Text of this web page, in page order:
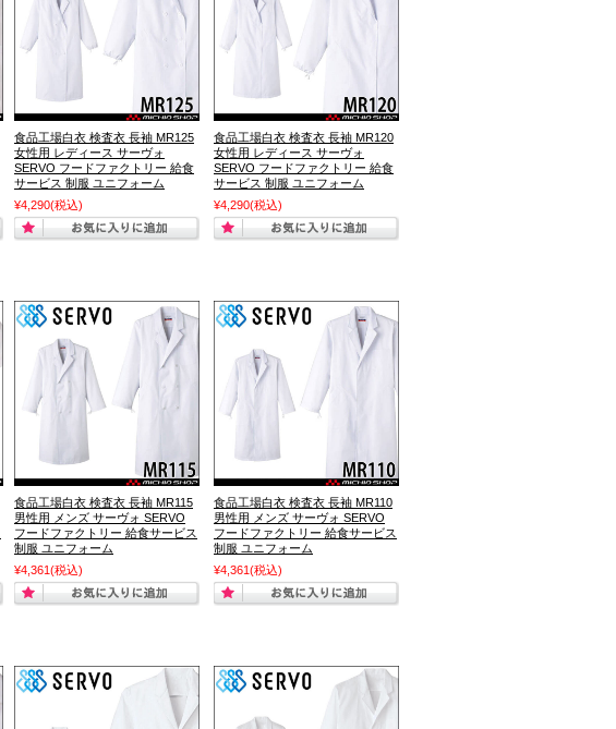
食品工場白衣 検査衣 長袖 MR125
女性用 レディース サーヴォ
SERVO フードファクトリー 給食
サービス 制服 ユニフォーム
¥4,290(税込)
食品工場白衣 検査衣 長袖 MR120
女性用 レディース サーヴォ
SERVO フードファクトリー 給食
サービス 制服 ユニフォーム
¥4,290(税込)
食品工場白衣 検査衣 長袖 MR115
男性用 メンズ サーヴォ SERVO
フードファクトリー 給食サービス
制服 ユニフォーム
¥4,361 (税込)
食品工場白衣 検査衣 長袖 MR110
男性用 メンズ サーヴォ SERVO
フードファクトリー 給食サービス
制服 ユニフォーム
¥4,361 (税込)